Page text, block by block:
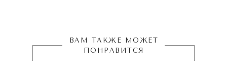
ВАМ ТАКЖЕ МОЖЕТ
ПОНРАВИТСЯ